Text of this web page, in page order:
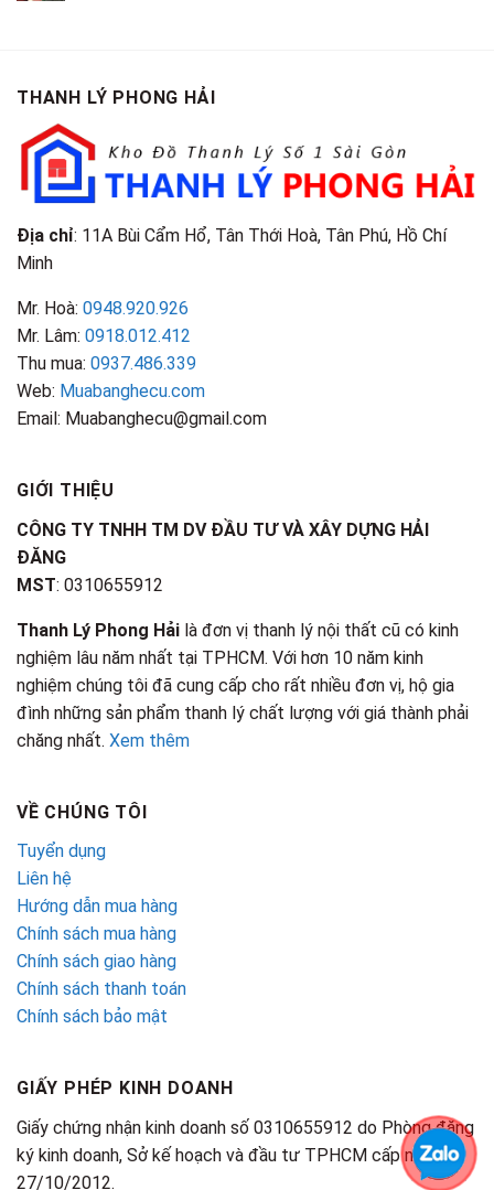
Điểm
Nhận
Biết
THANH LÝ PHONG HẢI
Địa chỉ: 11A Bùi Cẩm Hổ, Tân Thới Hoà, Tân Phú, Hồ Chí
Minh
Mr. Hoà: 0948.920.926
Mr. Lâm: 0918.012.412
Thu mua: 0937.486.339
Web: Muabanghecu.com
Email: Muabanghecu@gmail.com
GIỚI THIỆU
CÔNG TY TNHH TM DV ĐẦU TƯ VÀ XÂY DỰNG HẢI
ĐĂNG
MST: 0310655912
Thanh Lý Phong Hải là đơn vị thanh lý nội thất cũ có kinh
nghiệm lâu năm nhất tại TPHCM. Với hơn 10 năm kinh
nghiệm chúng tôi đã cung cấp cho rất nhiều đơn vị, hộ gia
đình những sản phẩm thanh lý chất lượng với giá thành phải
chăng nhất. Xem thêm
VỀ CHÚNG TÔI
Tuyển dụng
Liên hệ
Hướng dẫn mua hàng
Chính sách mua hàng
Chính sách giao hàng
Chính sách thanh toán
Chính sách bảo mật
GIẤY PHÉP KINH DOANH
Giấy chứng nhận kinh doanh số 0310655912 do Phòng đăng
ký kinh doanh, Sở kế hoạch và đầu tư TPHCM cấp ngày
27/10/2012.